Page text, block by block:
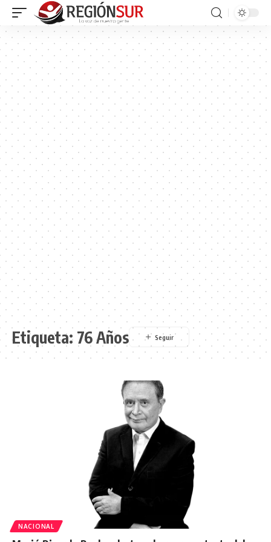
Etiqueta: 76 Años
NACIONAL